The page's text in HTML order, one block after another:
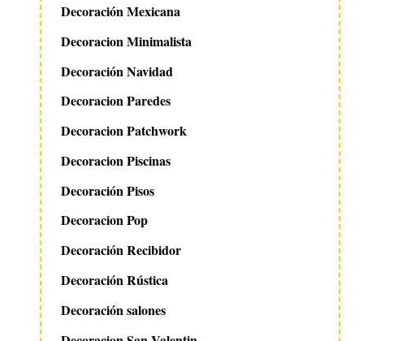
Decoración Mexicana
Decoracion Minimalista
Decoración Navidad
Decoracion Paredes
Decoracion Patchwork
Decoracion Piscinas
Decoración Pisos
Decoracion Pop
Decoración Recibidor
Decoración Rústica
Decoración salones